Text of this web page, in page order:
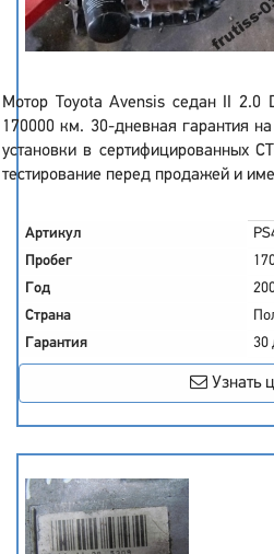
Мотор Toyota Avensis седан II 2.0
170000 км. 30-дневная гарантия
установки в сертифицированных
тестирование перед продажей и
Артикул
Пробег
Год
Страна
Гарантия
30
Узнать